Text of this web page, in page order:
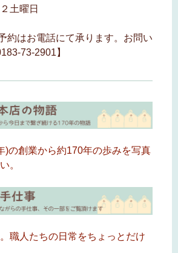
土曜日
約はお電話にて承ります。お問い
73-2901】
)の創業から約170年の歩みを写真
。
職人たちの日常をちょっとだけ